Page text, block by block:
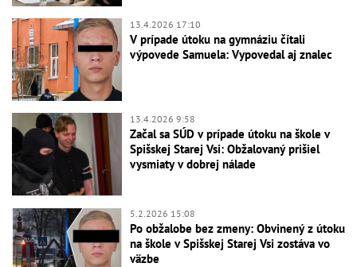
13.4.2026 17:10
V prípade útoku na gymnáziu čítali
výpovede Samuela: Vypovedal aj znalec
13.4.2026 9:58
Začal sa SÚD v prípade útoku na škole v
Spišskej Starej Vsi: Obžalovaný prišiel
vysmiaty v dobrej nálade
5.2.2026 15:08
Po obžalobe bez zmeny: Obvinený z útoku
na škole v Spišskej Starej Vsi zostáva vo
väzbe